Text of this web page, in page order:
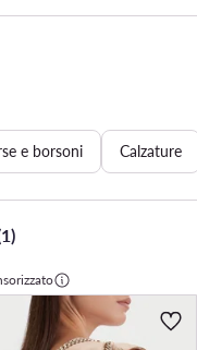
e borsoni Calzature